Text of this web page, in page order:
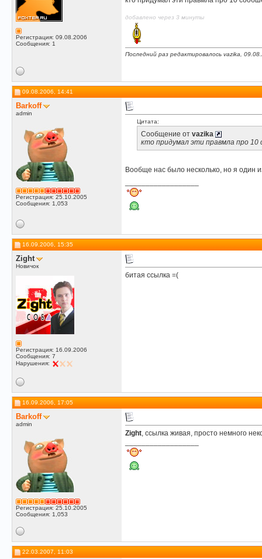
Регистрация: 09.08.2006
Сообщения: 1
добавлено через 3 минуты
Последний раз редактировалось vazika,
09.08.2006, 14:41
Barkoff
admin
Регистрация: 25.10.2005
Сообщения: 1,053
Цитата:
Сообщение от vazika
кто придумал эти правмла про
Вообще нас было несколько, но я один
16.09.2006, 15:35
Zight
Новичок
Регистрация: 16.09.2006
Сообщения: 7
Нарушения:
битая ссылка =(
16.09.2006, 17:05
Barkoff
admin
Регистрация: 25.10.2005
Сообщения: 1,053
Zight, ссылка живая, просто немного
22.03.2007, 11:03